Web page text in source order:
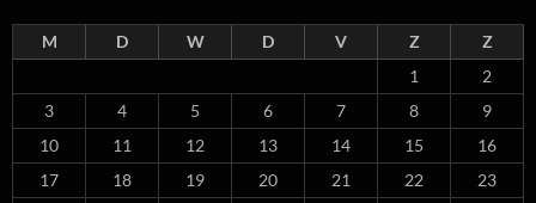
M D W D V Z
Z
1
2
3
4 5 6 7 8
9
10
11 12 13 14 15
16
17
18 19 20 21 22
23